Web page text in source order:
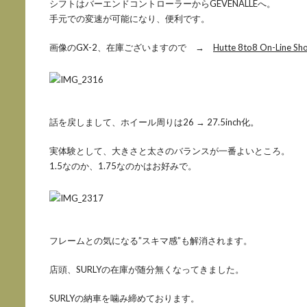
シフトはバーエンドコントローラーからGEVENALLEへ。
手元での変速が可能になり、便利です。
画像のGX-2、在庫ございますので → Hutte 8to8 On-Line
話を戻しまして、ホイール周りは26 → 27.5inch化。
実体験として、大きさと太さのバランスが一番よいところ。
1.5なのか、1.75なのかはお好みで。
フレームとの気になる”スキマ感”も解消されます。
店頭、SURLYの在庫が随分無くなってきました。
SURLYの納車を噛み締めております。